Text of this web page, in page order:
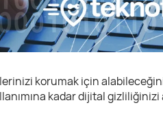
korumak için
kadar dijital